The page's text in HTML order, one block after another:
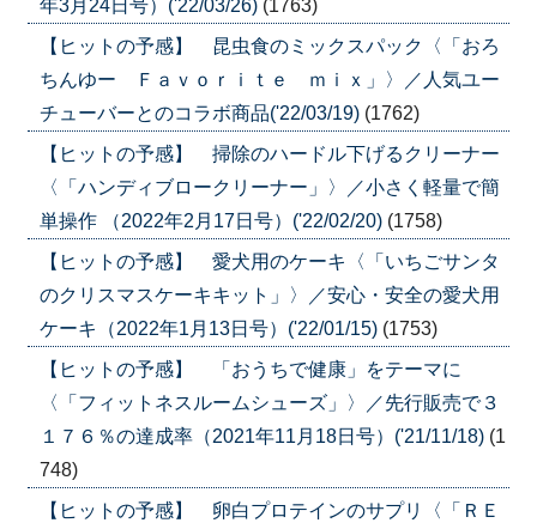
年3月24日号）('22/03/26) (1763)
【ヒットの予感】 昆虫食のミックスパック〈「おろ
ちんゆー Ｆａｖｏｒｉｔｅ ｍｉｘ」〉／人気ユー
チューバーとのコラボ商品('22/03/19) (1762)
【ヒットの予感】 掃除のハードル下げるクリーナー
〈「ハンディブロークリーナー」〉／小さく軽量で簡
単操作 （2022年2月17日号）('22/02/20) (1758)
【ヒットの予感】 愛犬用のケーキ〈「いちごサンタ
のクリスマスケーキキット」〉／安心・安全の愛犬用
ケーキ（2022年1月13日号）('22/01/15) (1753)
【ヒットの予感】 「おうちで健康」をテーマに
〈「フィットネスルームシューズ」〉／先行販売で３
１７６％の達成率（2021年11月18日号）('21/11/18) (1
748)
【ヒットの予感】 卵白プロテインのサプリ〈「ＲＥ